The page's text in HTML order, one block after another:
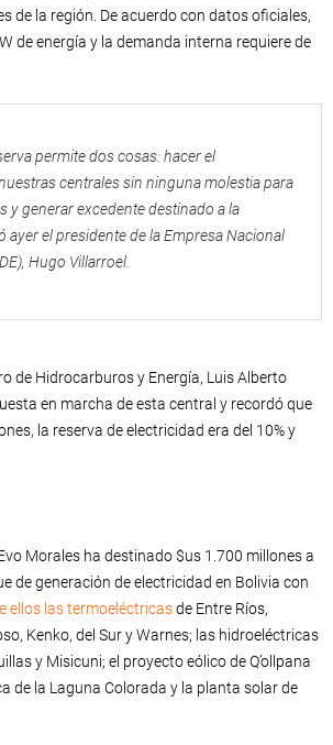
de la región. De acuerdo con datos oficiales,
de energía y la demanda interna requiere de
permite dos cosas: hacer el
centrales sin ninguna molestia para
y generar excedente destinado a la
ayer el presidente de la Empresa Nacional
Hugo Villarroel.
de Hidrocarburos y Energía, Luis Alberto
en marcha de esta central y recordó que
la reserva de electricidad era del 10% y
Morales ha destinado $us 1.700 millones a
de generación de electricidad en Bolivia con
ellos las termoeléctricasde Entre Ríos,
Kenko, del Sur y Warnes; las hidroeléctricas
y Misicuni; el proyecto eólico de Q’ollpana
de la Laguna Colorada y la planta solar de